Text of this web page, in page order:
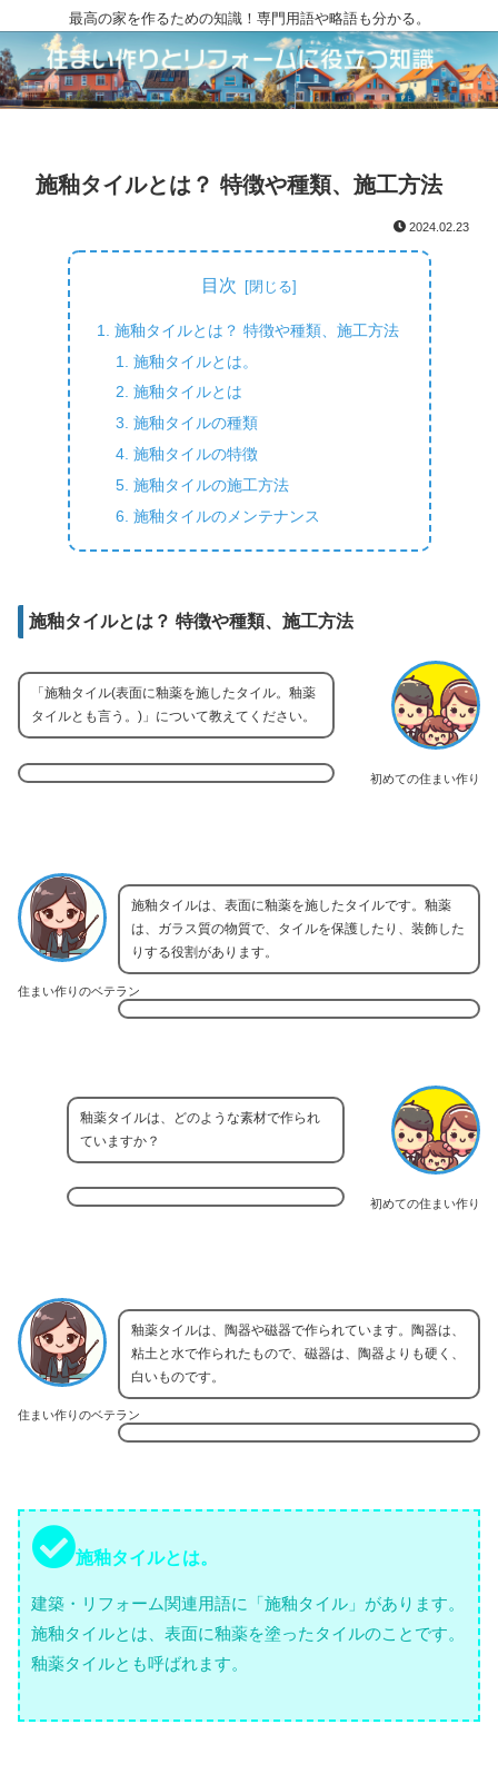
最高の家を作るための知識！専門用語や略語も分かる。
施釉タイルとは？ 特徴や種類、施工方法
2024.02.23
目次
施釉タイルとは？ 特徴や種類、施工方法
施釉タイルとは。
施釉タイルとは
施釉タイルの種類
施釉タイルの特徴
施釉タイルの施工方法
施釉タイルのメンテナンス
施釉タイルとは？ 特徴や種類、施工方法
初めての住まい作り
「施釉タイル(表面に釉薬を施したタイル。釉薬
タイルとも言う。)」について教えてください。
住まい作りのベテラン
施釉タイルは、表面に釉薬を施したタイルです。釉薬
は、ガラス質の物質で、タイルを保護したり、装飾した
りする役割があります。
初めての住まい作り
釉薬タイルは、どのような素材で作られ
ていますか？
住まい作りのベテラン
釉薬タイルは、陶器や磁器で作られています。陶器は、
粘土と水で作られたもので、磁器は、陶器よりも硬く、
白いものです。
施釉タイルとは。
建築・リフォーム関連用語に「施釉タイル」があります。
施釉タイルとは、表面に釉薬を塗ったタイルのことです。
釉薬タイルとも呼ばれます。